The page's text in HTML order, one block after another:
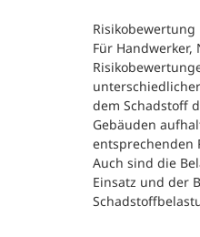
Risikobewertung
Für
dem Schadstoff
Gebäuden
entsprechenden
Auch sind die
Einsatz und der